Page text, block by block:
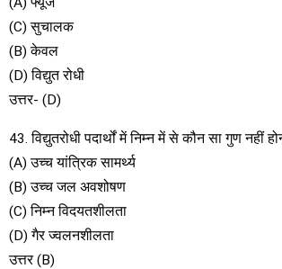
(C) सुचालक
(B) केवल
(D) विद्युत रोधी
उत्तर- (D)
43. विद्युतरोधी पदार्थों में निम्न में से कौन सा गुण नहीं
(A) उच्च यांत्रिक सामर्थ्य
(B) उच्च जल अवशोषण
(C) निम्न विदयतशीलता
(D) गैर ज्वलनशीलता
उत्तर (B)